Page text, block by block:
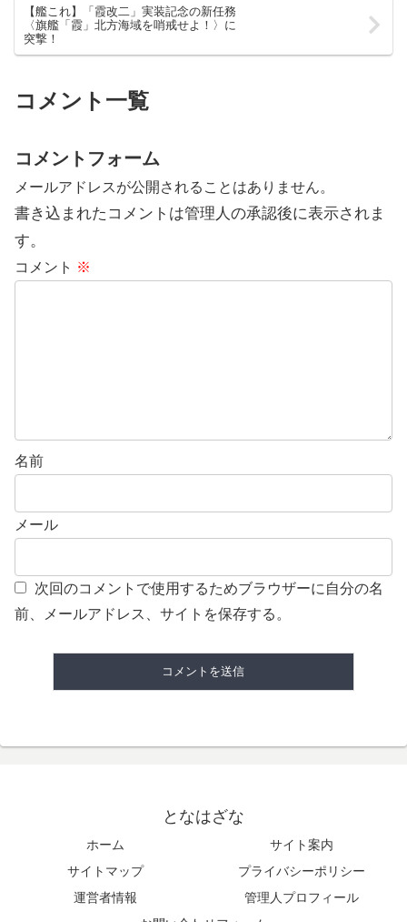
【艦これ】「霞改二」実装記念の新任務
〈旗艦「霞」北方海域を哨戒せよ！〉に
突撃！
コメント一覧
コメントフォーム
メールアドレスが公開されることはありません。
書き込まれたコメントは管理人の承認後に表示されま
す。
コメント ※
名前
メール
次回のコメントで使用するためブラウザーに自分の名
前、メールアドレス、サイトを保存する。
となはざな
ホーム
サイト案内
サイトマップ
プライバシーポリシー
運営者情報
管理人プロフィール